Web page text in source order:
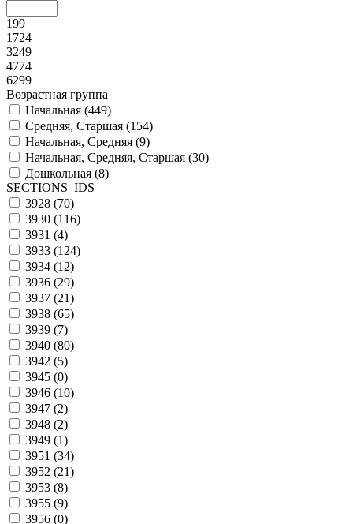
199
1724
3249
4774
6299
Возрастная группа
Начальная (449)
Средняя, Старшая (154)
Начальная, Средняя (9)
Начальная, Средняя, Старшая (30)
Дошкольная (8)
SECTIONS_IDS
3928 (70)
3930 (116)
3931 (4)
3933 (124)
3934 (12)
3936 (29)
3937 (21)
3938 (65)
3939 (7)
3940 (80)
3942 (5)
3945 (0)
3946 (10)
3947 (2)
3948 (2)
3949 (1)
3951 (34)
3952 (21)
3953 (8)
3955 (9)
3956 (0)